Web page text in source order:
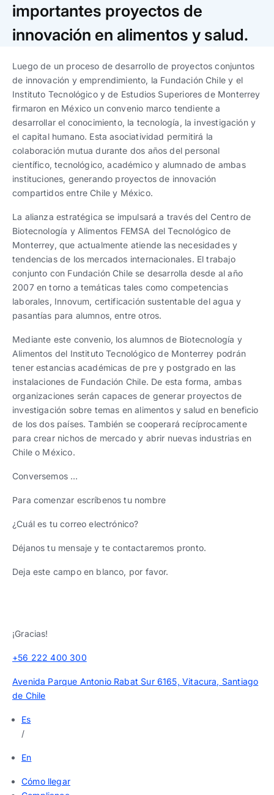
Trabaja con nosotros
Ver todo
Español| English
Ver todas
Español|English
Ver todas
Español|English
progresivos de gestión
Ver todos
Español| English
importantes proyectos de
innovación en alimentos y salud.
Luego de un proceso de desarrollo de proyectos conjuntos
de innovación y emprendimiento, la Fundación Chile y el
Instituto Tecnológico y de Estudios Superiores de Monterrey
firmaron en México un convenio marco tendiente a
desarrollar el conocimiento, la tecnología, la investigación y
el capital humano. Esta asociatividad permitirá la
colaboración mutua durante dos años del personal
científico, tecnológico, académico y alumnado de ambas
instituciones, generando proyectos de innovación
compartidos entre Chile y México.
La alianza estratégica se impulsará a través del Centro de
Biotecnología y Alimentos FEMSA del Tecnológico de
Monterrey, que actualmente atiende las necesidades y
tendencias de los mercados internacionales. El trabajo
conjunto con Fundación Chile se desarrolla desde al año
2007 en torno a temáticas tales como competencias
laborales, Innovum, certificación sustentable del agua y
pasantías para alumnos, entre otros.
Mediante este convenio, los alumnos de Biotecnología y
Alimentos del Instituto Tecnológico de Monterrey podrán
tener estancias académicas de pre y postgrado en las
instalaciones de Fundación Chile. De esta forma, ambas
organizaciones serán capaces de generar proyectos de
investigación sobre temas en alimentos y salud en beneficio
de los dos países. También se cooperará recíprocamente
para crear nichos de mercado y abrir nuevas industrias en
Chile o México.
Conversemos …
Para comenzar escríbenos tu nombre
¿Cuál es tu correo electrónico?
Déjanos tu mensaje y te contactaremos pronto.
Deja este campo en blanco, por favor.
¡Gracias!
+56 222 400 300
Avenida Parque Antonio Rabat Sur 6165, Vitacura, Santiago
de Chile
Es
/
En
Cómo llegar